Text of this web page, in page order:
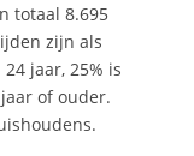
totaal 8.695
zijn als
jaar, 25% is
of ouder.